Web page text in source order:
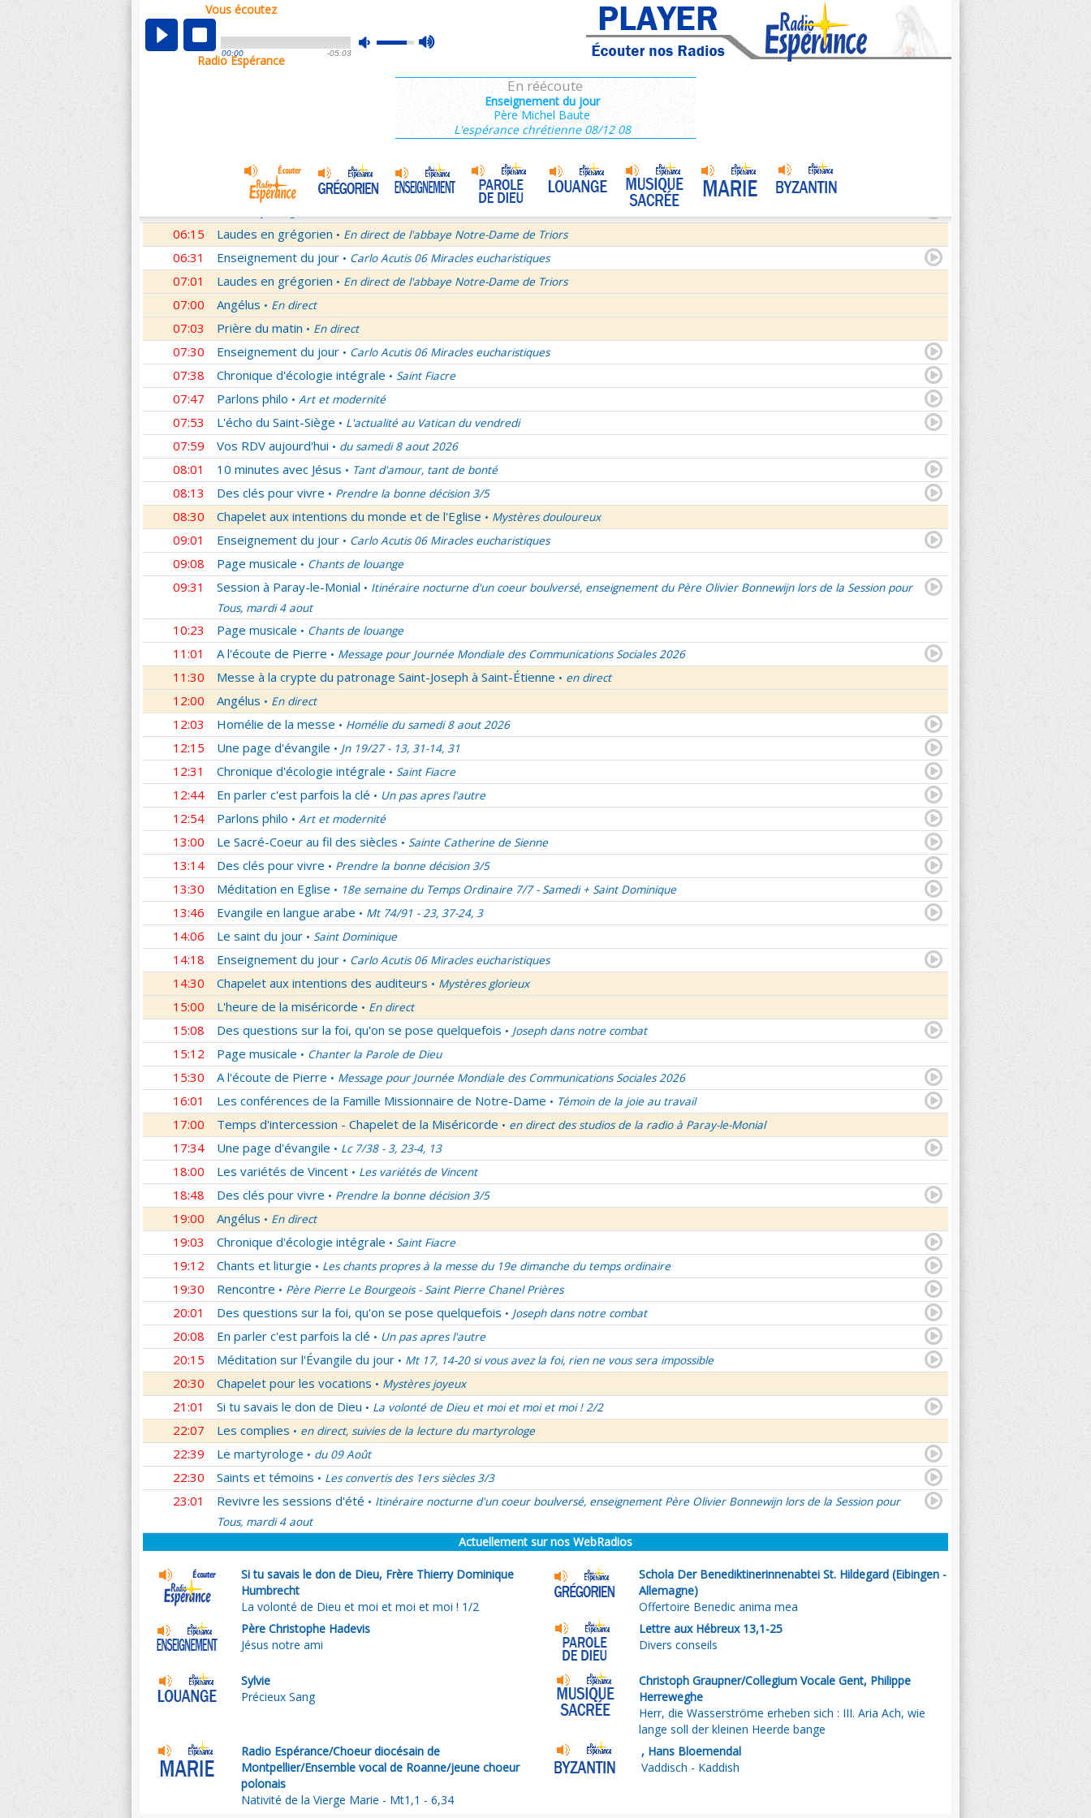
Vous écoutez
mute
max
00:00 -05:03
Radio Espérance
En réécoute
Enseignement du jour
Père Michel Baute
L'espérance chrétienne 08/12 08
00:02
01:00 Hymne acathiste à la Mère de Dieu • Prière mariale de tradition byzantine
01:48 Méditation en Eglise
Les conférences de la Famille Missionnaire de Notre-Dame • La joie dans 3 textes de l'Église
Lettres aux Ephésiens et Philemon
La volonté de Dieu et moi et moi et moi ! 1/2
A l'écoute de Pierre Message pour Journée Mondiale des Communications Sociales 2026
Rencontre • Père Pierre Le Bourgeois - Saint Pierre Chanel Prières
06:15 Laudes en grégorien • En direct de l'abbaye Notre-Dame de Triors
06:31 Enseignement du jour • Carlo Acutis 06 Miracles eucharistiques
07:01 Laudes en grégorien • En direct de l'abbaye Notre-Dame de Triors
07:00 Angélus • En direct
07:03 Prière du matin • En direct
07:30 Enseignement du jour • Carlo Acutis 06 Miracles eucharistiques
07:38 Chronique d'écologie intégrale • Saint Fiacre
07:47 Parlons philo • Art et modernité
07:53 L'écho du Saint-Siège • L'actualité au Vatican du vendredi
07:59 Vos RDV aujourd'hui • du samedi 8 aout 2026
08:01 10 minutes avec Jésus • Tant d'amour, tant de bonté
08:13 Des clés pour vivre • Prendre la bonne décision 3/5
08:30 Chapelet aux intentions du monde et de l'Eglise • Mystères douloureux
09:01 Enseignement du jour • Carlo Acutis 06 Miracles eucharistiques
09:08 Page musicale • Chants de louange
09:31 Session à Paray-le-Monial • Itinéraire nocturne d'un coeur boulversé, enseignement du Père Olivier Bonnewijn lors de la Session pour
Tous, mardi 4 aout
10:23 Page musicale • Chants de louange
11:01 A l'écoute de Pierre • Message pour Journée Mondiale des Communications Sociales 2026
11:30 Messe à la crypte du patronage Saint-Joseph à Saint-Étienne • en direct
12:00 Angélus • En direct
12:03 Homélie de la messe • Homélie du samedi 8 aout 2026
12:15 Une page d'évangile • Jn 19/27 - 13, 31-14, 31
12:31 Chronique d'écologie intégrale • Saint Fiacre
12:44 En parler c'est parfois la clé • Un pas apres l'autre
12:54 Parlons philo • Art et modernité
13:00 Le Sacré-Coeur au fil des siècles • Sainte Catherine de Sienne
13:14 Des clés pour vivre • Prendre la bonne décision 3/5
13:30 Méditation en Eglise • 18e semaine du Temps Ordinaire 7/7 - Samedi + Saint Dominique
13:46 Evangile en langue arabe • Mt 74/91 - 23, 37-24, 3
14:06 Le saint du jour • Saint Dominique
14:18 Enseignement du jour • Carlo Acutis 06 Miracles eucharistiques
14:30 Chapelet aux intentions des auditeurs • Mystères glorieux
15:00 L'heure de la miséricorde • En direct
15:08 Des questions sur la foi, qu'on se pose quelquefois • Joseph dans notre combat
15:12 Page musicale • Chanter la Parole de Dieu
15:30 A l'écoute de Pierre • Message pour Journée Mondiale des Communications Sociales 2026
16:01 Les conférences de la Famille Missionnaire de Notre-Dame • Témoin de la joie au travail
17:00 Temps d'intercession - Chapelet de la Miséricorde • en direct des studios de la radio à Paray-le-Monial
17:34 Une page d'évangile • Lc 7/38 - 3, 23-4, 13
18:00 Les variétés de Vincent • Les variétés de Vincent
18:48 Des clés pour vivre • Prendre la bonne décision 3/5
19:00 Angélus • En direct
19:03 Chronique d'écologie intégrale • Saint Fiacre
19:12 Chants et liturgie • Les chants propres à la messe du 19e dimanche du temps ordinaire
19:30 Rencontre • Père Pierre Le Bourgeois - Saint Pierre Chanel Prières
20:01 Des questions sur la foi, qu'on se pose quelquefois • Joseph dans notre combat
20:08 En parler c'est parfois la clé • Un pas apres l'autre
20:15 Méditation sur l'Évangile du jour • Mt 17, 14-20 si vous avez la foi, rien ne vous sera impossible
20:30 Chapelet pour les vocations • Mystères joyeux
21:01 Si tu savais le don de Dieu • La volonté de Dieu et moi et moi et moi ! 2/2
22:07 Les complies • en direct, suivies de la lecture du martyrologe
22:39 Le martyrologe • du 09 Août
22:30 Saints et témoins • Les convertis des 1ers siècles 3/3
23:01 Revivre les sessions d'été • Itinéraire nocturne d'un coeur boulversé, enseignement Père Olivier Bonnewijn lors de la Session pour
Tous, mardi 4 aout
Actuellement sur nos WebRadios
Si tu savais le don de Dieu, Frère Thierry Dominique
Humbrecht
La volonté de Dieu et moi et moi et moi ! 1/2
Schola Der Benediktinerinnenabtei St. Hildegard (Eibingen -
Allemagne)
Offertoire Benedic anima mea
Père Christophe Hadevis
Jésus notre ami
Lettre aux Hébreux 13,1-25
Divers conseils
Sylvie
Précieux Sang
Christoph Graupner/Collegium Vocale Gent, Philippe
Herreweghe
Herr, die Wasserströme erheben sich : III. Aria Ach, wie
lange soll der kleinen Heerde bange
Radio Espérance/Choeur diocésain de
Montpellier/Ensemble vocal de Roanne/jeune choeur
polonais
Nativité de la Vierge Marie - Mt1,1 - 6,34
, Hans Bloemendal
Vaddisch - Kaddish